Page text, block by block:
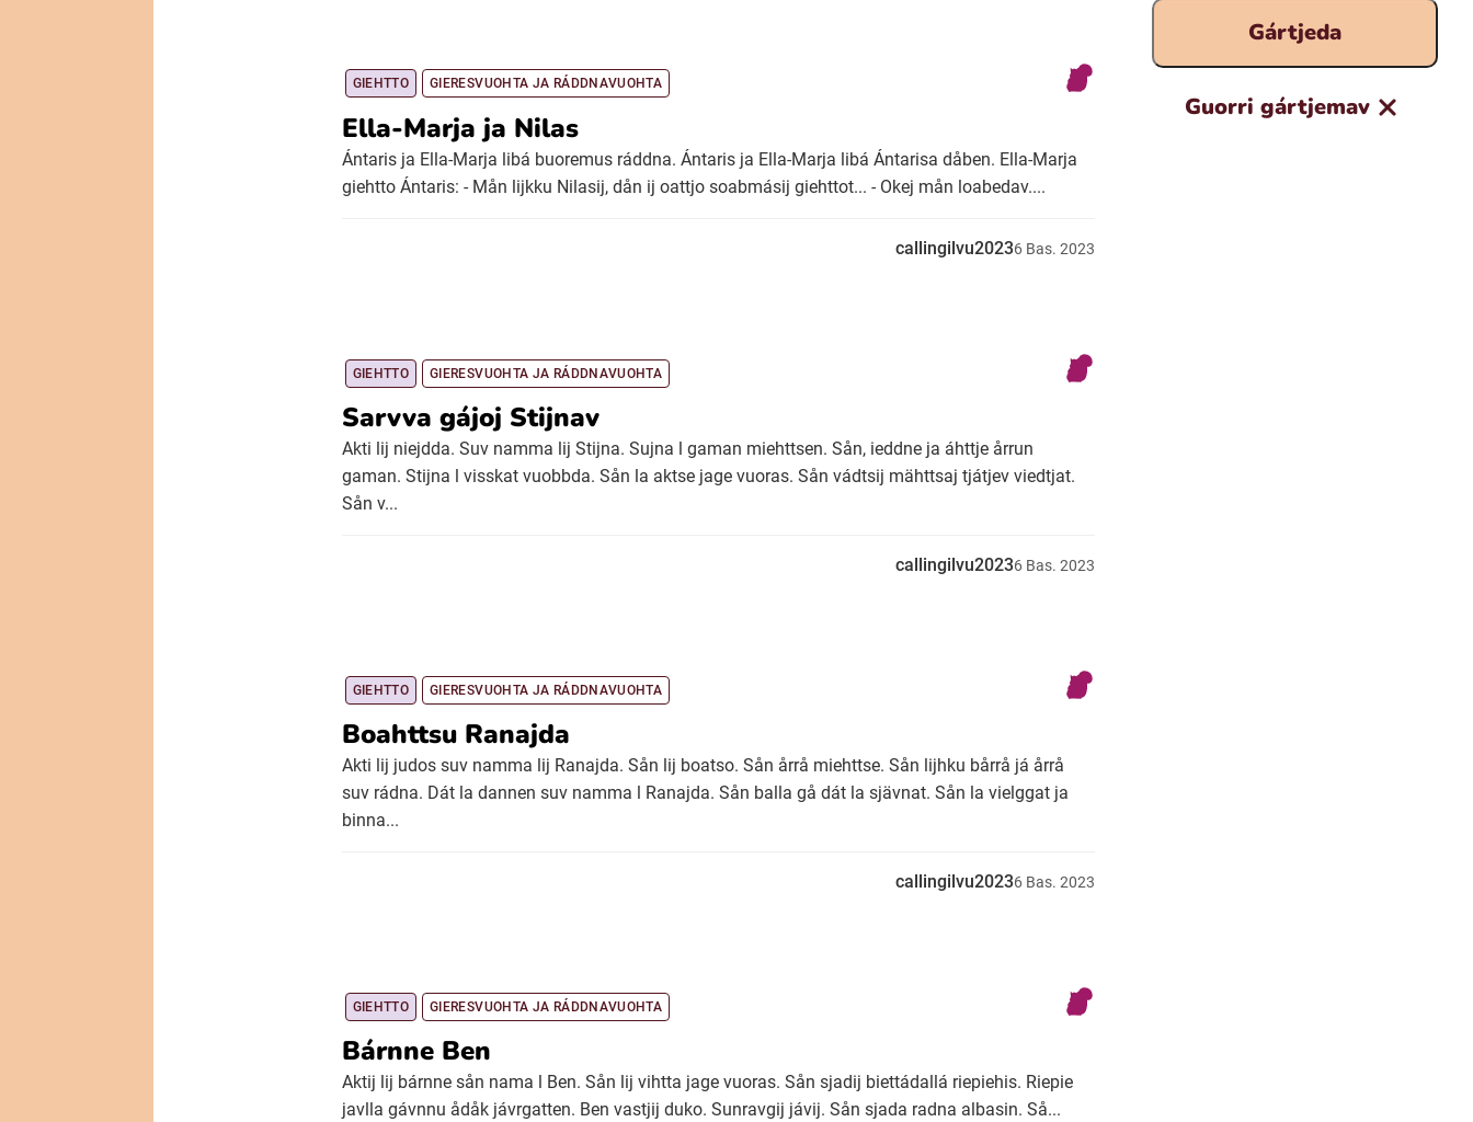
Gártjeda
Guorri gártjemav
GIEHTTO GIERESVUOHTA JA RÁDDNAVUOHTA
Ella-Marja ja Nilas
Ántaris ja Ella-Marja libá buoremus ráddna. Ántaris ja Ella-Marja libá Ántarisa dåben. Ella-Marja
giehtto Ántaris: - Mån lijkku Nilasij, dån ij oattjo soabmásij giehttot... - Okej mån loabedav....
callingilvu20236 Bas. 2023
GIEHTTO GIERESVUOHTA JA RÁDDNAVUOHTA
Sarvva gájoj Stijnav
Akti lij niejdda. Suv namma lij Stijna. Sujna l gaman miehttsen. Sån, ieddne ja áhttje årrun
gaman. Stijna l visskat vuobbda. Sån la aktse jage vuoras. Sån vádtsij mähttsaj tjátjev viedtjat.
Sån v...
callingilvu20236 Bas. 2023
GIEHTTO GIERESVUOHTA JA RÁDDNAVUOHTA
Boahttsu Ranajda
Akti lij judos suv namma lij Ranajda. Sån lij boatso. Sån årrå miehttse. Sån lijhku bårrå já årrå
suv rádna. Dát la dannen suv namma l Ranajda. Sån balla gå dát la sjävnat. Sån la vielggat ja
binna...
callingilvu20236 Bas. 2023
GIEHTTO GIERESVUOHTA JA RÁDDNAVUOHTA
Bárnne Ben
Aktij lij bárnne sån nama l Ben. Sån lij vihtta jage vuoras. Sån sjadij biettádallá riepiehis. Riepie
javlla gávnnu ådåk jávrgatten. Ben vastjij duko. Sunravgij jávij. Sån sjada radna albasin. Så...